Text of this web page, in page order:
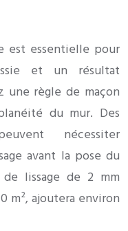
est essentielle pour
et un résultat
une règle de maçon
du mur. Des
nécessiter
avant la pose du
lissage de 2 mm
m², ajoutera environ